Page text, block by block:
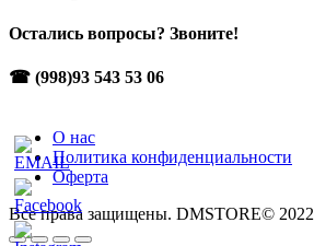
Остались вопросы? Звоните!
☎ (998)93 543 53 06
О нас
Политика конфиденциальности
Оферта
Все права защищены. DMSTORE© 2022